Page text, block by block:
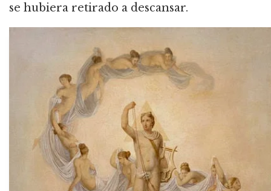
se hubiera retirado a descansar.